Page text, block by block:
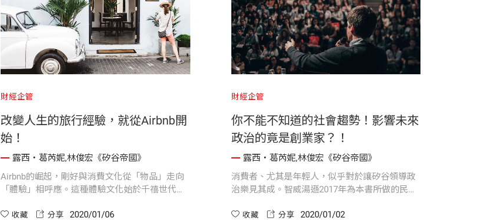
財經企管
改變人生的旅行經驗，就從Airbnb開
始！
露西・葛芮妮,林俊宏《矽谷帝國》
Airbnb的崛起，剛好與消費文化從「物品」走向
「體驗」相呼應。這種體驗文化始於千禧世代，
先把錢花在旅遊、慶祝、食物、活在當下。
收藏 分享 2020/01/06
財經企管
你不能不知道的社會趨勢！影響未來
政治的竟是創業家？！
露西・葛芮妮,林俊宏《矽谷帝國》
消費者、尤其是年輕人，似乎對於讓矽谷領導政
治樂見其成。智威湯遜2017年為本書所做的民調
公職職位，有84%的美國消費者都願意把票投給
收藏 分享 2020/01/02